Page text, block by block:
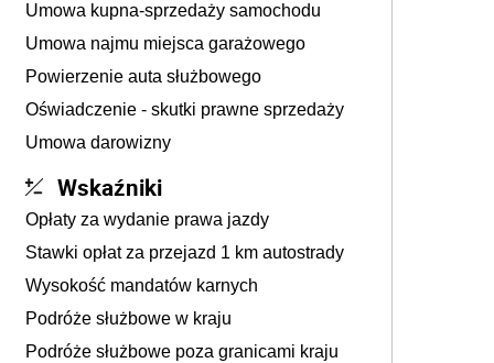
Umowa kupna-sprzedaży samochodu
Umowa najmu miejsca garażowego
Powierzenie auta służbowego
Oświadczenie - skutki prawne sprzedaży
Umowa darowizny
Wskaźniki
Opłaty za wydanie prawa jazdy
Stawki opłat za przejazd 1 km autostrady
Wysokość mandatów karnych
Podróże służbowe w kraju
Podróże służbowe poza granicami kraju